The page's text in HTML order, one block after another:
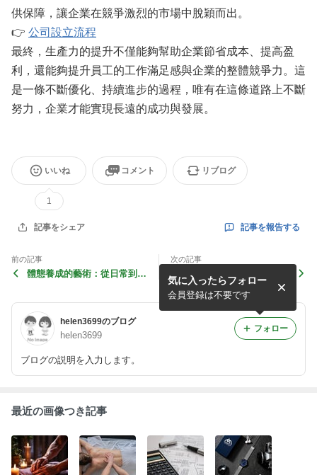
供保障，讓企業在競爭激烈的市場中脫穎而出。
👉 公司設立流程
最終，生產力的提升不僅能夠幫助企業節省成本、提高盈
利，還能夠提升員工的工作滿足感與企業的整體競爭力。這
是一條不斷優化、持續進步的過程，唯有在這條道路上不斷
努力，企業才能實現長遠的成功與發展。
いいね
1
コメント リブログ
記事をシェア 記事を報告する
前の記事
體態養成的藝術：從日常到按
次の記事
提升生產力：如何在公司設立
過程中打造高效能的企業運營
helen3699のブログ
helen3699
ブログの説明を入力します。
気に入ったらフォロー
会員登録は不要です
フォロー
最近の画像つき記事